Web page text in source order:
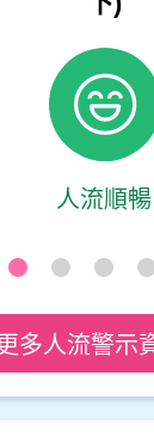
人流順暢
更多人流警示